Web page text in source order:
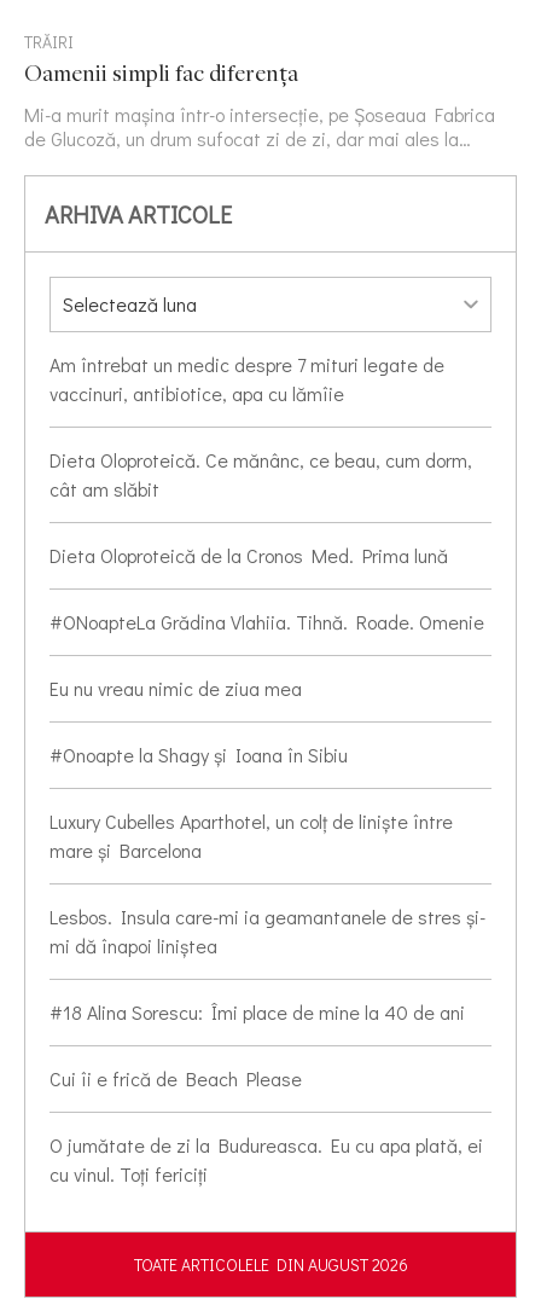
TRĂIRI
Oamenii simpli fac diferența
Mi-a murit mașina într-o intersecție, pe Șoseaua Fabrica
de Glucoză, un drum sufocat zi de zi, dar mai ales la…
ARHIVA ARTICOLE
Am întrebat un medic despre 7 mituri legate de
vaccinuri, antibiotice, apa cu lămîie
Dieta Oloproteică. Ce mănânc, ce beau, cum dorm,
cât am slăbit
Dieta Oloproteică de la Cronos Med. Prima lună
#ONoapteLa Grădina Vlahiia. Tihnă. Roade. Omenie
Eu nu vreau nimic de ziua mea
#Onoapte la Shagy și Ioana în Sibiu
Luxury Cubelles Aparthotel, un colț de liniște între
mare și Barcelona
Lesbos. Insula care-mi ia geamantanele de stres și-
mi dă înapoi liniștea
#18 Alina Sorescu: Îmi place de mine la 40 de ani
Cui îi e frică de Beach Please
O jumătate de zi la Budureasca. Eu cu apa plată, ei
cu vinul. Toți fericiți
TOATE ARTICOLELE DIN AUGUST 2026